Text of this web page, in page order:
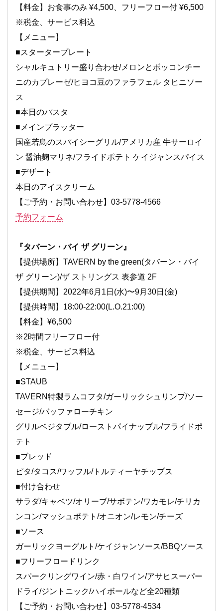
【料金】お食事のみ ¥4,500、フリーフロー付 ¥6,500
※税金、サービス料込
【メニュー】
■スタータープレート
シャルキュトリー盛り合わせ/メロンとボッコンチー
ニのカプレーゼ/ヒヨコ豆のファラフェル タヒニソー
ス
■本日のパスタ
■メインプラッター
国産若鳥のスパイシーグリル/アメリカ産 牛サーロイ
ン 醤油麹マリネ/フライドポテト ケイジャンスパイス
■デザート
本日のアイスクリーム
【ご予約・お問い合わせ】03-5778-4566
予約フォーム
『タバーン・バイ ザ グリーン』
【提供場所】TAVERN by the green(タバーン・バイ
ザ グリーン)/ザ ストリングス 表参道 2F
【提供期間】2022年6月1日(水)〜9月30日(金)
【提供時間】18:00-22:00(L.O.21:00)
【料金】¥6,500
※2時間フリーフロー付
※税金、サービス料込
【メニュー】
■STAUB
TAVERN特製ラムコフタ/ガーリックシュリンプ/ソー
セージ/バッファローチキン
グリルベジタブル/ローストパイナップル/フライドポ
テト
■ブレッド
ピタ/タコス/ワッフル/トルティーヤチップス
■付け合わせ
サラダ/キャベツ/オリーブ/サボテン/ワカモレ/チリカ
ンコン/マッシュポテト/オニオン/レモン/チーズ
■ソース
ガーリックヨーグルト/ケイジャンソース/BBQソース
■フリーフロードリンク
スパークリングワイン/赤・白ワイン/アサヒスーパー
ドライ/ジントニック/ハイボールなど全20種類
【ご予約・お問い合わせ】03-5778-4534